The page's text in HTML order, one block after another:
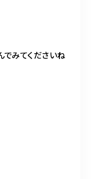
でみてくださいね